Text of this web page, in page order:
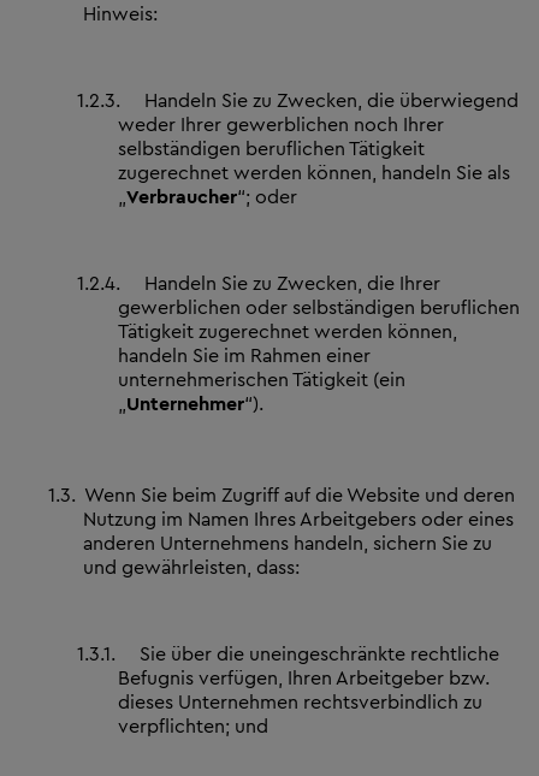
Hinweis:
1.2.3. Handeln Sie zu Zwecken, die überwiegend
weder Ihrer gewerblichen noch Ihrer
selbständigen beruflichen Tätigkeit
zugerechnet werden können, handeln Sie als
„Verbraucher“; oder
1.2.4. Handeln Sie zu Zwecken, die Ihrer
gewerblichen oder selbständigen beruflichen
Tätigkeit zugerechnet werden können,
handeln Sie im Rahmen einer
unternehmerischen Tätigkeit (ein
„Unternehmer“).
1.3. Wenn Sie beim Zugriff auf die Website und deren
Nutzung im Namen Ihres Arbeitgebers oder eines
anderen Unternehmens handeln, sichern Sie zu
und gewährleisten, dass:
1.3.1. Sie über die uneingeschränkte rechtliche
Befugnis verfügen, Ihren Arbeitgeber bzw.
dieses Unternehmen rechtsverbindlich zu
verpflichten; und